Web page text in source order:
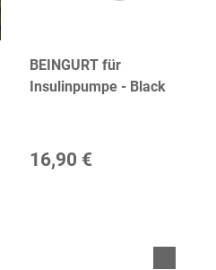
BEINGURT für
Insulinpumpe - Black
16,90 €